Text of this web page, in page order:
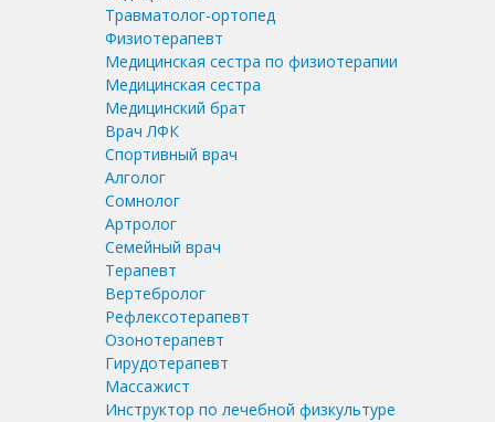
Травматолог-ортопед
Физиотерапевт
Медицинская сестра по физиотерапии
Медицинская сестра
Медицинский брат
Врач ЛФК
Спортивный врач
Алголог
Сомнолог
Артролог
Семейный врач
Терапевт
Вертебролог
Рефлексотерапевт
Озонотерапевт
Гирудотерапевт
Массажист
Инструктор по лечебной физкультуре